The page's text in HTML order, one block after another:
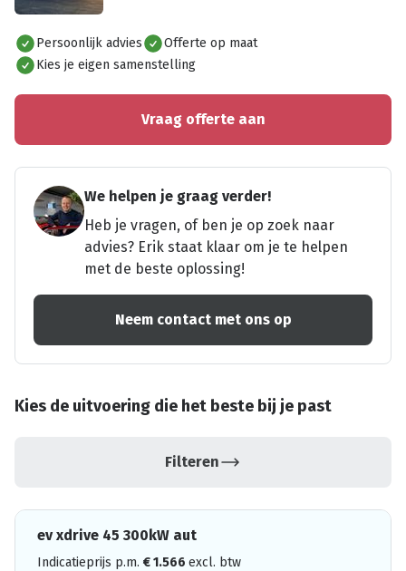
Alles bekijken
Persoonlijk advies
Offerte op maat
Kies je eigen samenstelling
Vraag offerte aan
We helpen je graag verder!
Heb je vragen, of ben je op zoek naar
advies? Erik staat klaar om je te helpen
met de beste oplossing!
Neem contact met ons op
Kies de uitvoering die het beste bij je past
Filteren
ev xdrive 45 300kW aut
Indicatieprijs p.m. €1.566 excl. btw